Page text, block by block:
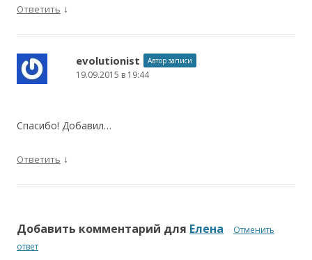
Ответить ↓
evolutionist Автор записи
19.09.2015 в 19:44
Спасибо! Добавил…
Ответить ↓
Добавить комментарий для Елена
Отменить
ответ